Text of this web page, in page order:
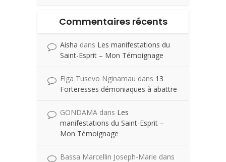
Commentaires récents
Aisha dans Les manifestations du
Saint-Esprit – Mon Témoignage
Elga Tusevo Nginamau dans 13
Forteresses démoniaques à abattre
GONDAMA dans Les
manifestations du Saint-Esprit –
Mon Témoignage
Bassa Marcellin Joseph-Marie dans